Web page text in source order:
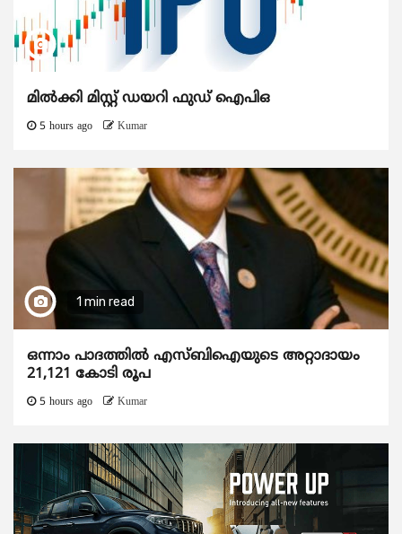
മിൽക്കി മിസ്റ്റ് ഡയറി ഫുഡ് ഐപിഒ
5 hours ago Kumar
1 min read
ഒന്നാം പാദത്തിൽ എസ്ബിഐയുടെ അറ്റാദായം
21,121 കോടി രൂപ
5 hours ago Kumar